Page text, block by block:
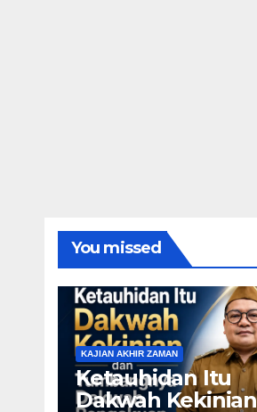
You missed
KAJIAN AKHIR ZAMAN
Ketauhidan Itu
Dakwah Kekinian